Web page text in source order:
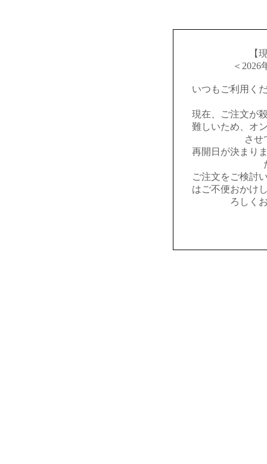
【
＜2026
いつもご利用く
現在、ご注文が
難しいため、オ
させ
再開日が決まり
ご注文をご検討
はご不便おかけ
ろしく